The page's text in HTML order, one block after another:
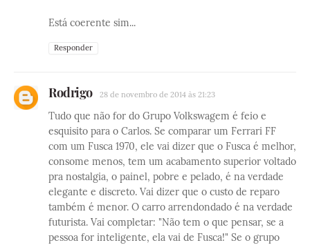
Está coerente sim...
Responder
Rodrigo 28 de novembro de 2014 às 21:23
Tudo que não for do Grupo Volkswagem é feio e
esquisito para o Carlos. Se comparar um Ferrari FF
com um Fusca 1970, ele vai dizer que o Fusca é melhor,
consome menos, tem um acabamento superior voltado
pra nostalgia, o painel, pobre e pelado, é na verdade
elegante e discreto. Vai dizer que o custo de reparo
também é menor. O carro arrendondado é na verdade
futurista. Vai completar: "Não tem o que pensar, se a
pessoa for inteligente, ela vai de Fusca!" Se o grupo